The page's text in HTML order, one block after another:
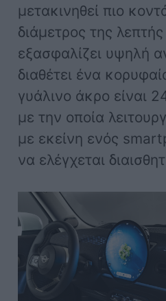
μετακινηθεί πιο
διάμετρος της
εξασφαλίζει υψηλή
διαθέτει ένα
γυάλινο άκρο είναι
με την οποία
με εκείνη ενός
να ελέγχεται